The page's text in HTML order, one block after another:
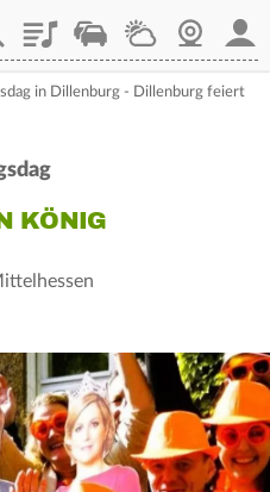
PlaylistStaupilotWetterWebcam
in Dillenburg - Dillenburg feiert